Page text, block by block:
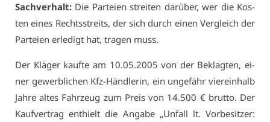
Sach­ver­halt: Die Par­tei­en strei­ten dar­über, wer die Kos­
ten ei­nes Rechts­streits, der sich durch ei­nen Ver­gleich der
Par­tei­en er­le­digt hat, tra­gen muss.
Der Klä­ger kauf­te am 10.05.2005 von der Be­klag­ten, ei­
ner ge­werb­li­chen Kfz-Händ­le­rin, ein un­ge­fähr vier­ein­halb
Jah­re al­tes Fahr­zeug zum Preis von 14.500 € brut­to. Der
Kauf­ver­trag ent­hielt die An­ga­be „Un­fall lt. Vor­be­sit­zer: